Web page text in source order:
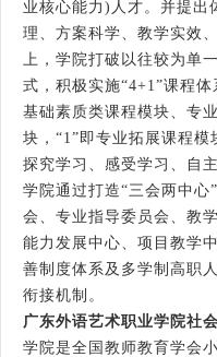
业核心能力)人才。并提
理、方案科学、教学实效
上，学院打破以往较为单
式，积极实施“4+1”课程体
基础素质类课程模块、专
块，“1”即专业拓展课程模
探究学习、感受学习、自
学院通过打造“三会两中心
会、专业指导委员会、教
能力发展中心、项目教学
善制度体系及多学制高职
衔接机制。
广东外语艺术职业学院社
学院是全国教师教育学会